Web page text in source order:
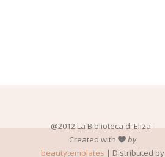
@2012 La Biblioteca di Eliza -
Created with
by
beautytemplates | Distributed by